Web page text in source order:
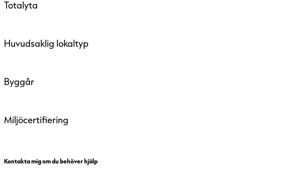
Totalyta
Huvudsaklig lokaltyp
Byggår
Miljöcertifiering
Kontakta mig om du behöver hjälp